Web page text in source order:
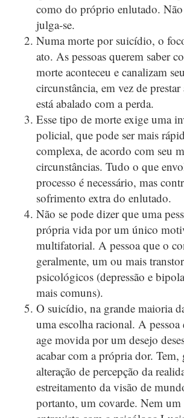
como do próprio enlutado. Não
julga-se.
Numa morte por suicídio, o
ato. As pessoas querem saber
morte aconteceu e canalizam
circunstância, em vez de
está abalado com a perda.
Esse tipo de morte exige uma
policial, que pode ser mais
complexa, de acordo com seu
circunstâncias. Tudo o que
processo é necessário, mas
sofrimento extra do enlutado.
Não se pode dizer que uma
própria vida por um único
multifatorial. A pessoa que o
geralmente, um ou mais
psicológicos (depressão e
mais comuns).
O suicídio, na grande maioria
uma escolha racional. A
age movida por um desejo
acabar com a própria dor. Tem,
alteração de percepção da
estreitamento da visão de
portanto, um covarde. Nem